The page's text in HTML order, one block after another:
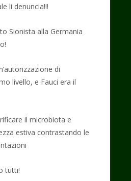
li denuncia!!!
Sionista alla Germania
di
livello, e Fauci era il
il microbiota e
estiva contrastando le
tutti!